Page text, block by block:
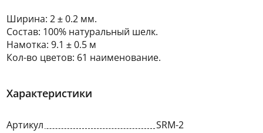
Ширина: 2 ± 0.2 мм.
Состав: 100% натуральный шелк.
Намотка: 9.1 ± 0.5 м
Кол-во цветов: 61 наименование.
Характеристики
Артикул
SRM-2